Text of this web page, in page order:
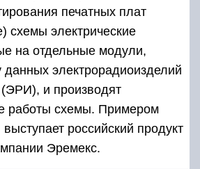
печатных плат
схемы электрические
на отдельные модули,
данных электрорадиоизделий
и производят
работы схемы. Примером
российский продукт
Эремекс.